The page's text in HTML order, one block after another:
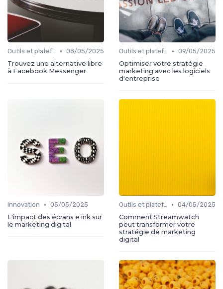
Outils et plateformes • 08/05/2025
Trouvez une alternative libre
à Facebook Messenger
Outils et plateformes • 09/05/2025
Optimiser votre stratégie
marketing avec les logiciels
d'entreprise
Innovation • 05/05/2025
L'impact des écrans e ink sur
le marketing digital
Outils et plateformes • 04/05/2025
Comment Streamwatch
peut transformer votre
stratégie de marketing
digital